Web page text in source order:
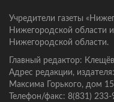
Учредители газеты
Нижегородской области
Нижегородской области.
Главный редактор:
Адрес редакции,
Максима Горького, дом
Телефон/факс: 8(831)